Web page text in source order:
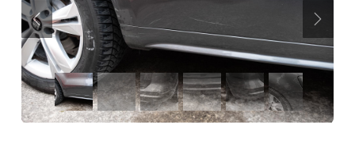
Précédent